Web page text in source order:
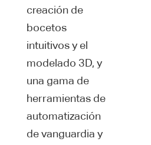
creación de
bocetos
intuitivos y el
modelado 3D, y
una gama de
herramientas de
automatización
de vanguardia y